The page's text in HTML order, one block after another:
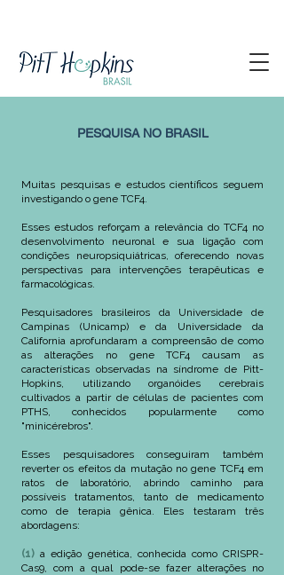
PESQUISA NO BRASIL​
Muitas pesquisas e estudos científicos seguem
investigando o gene TCF4.
Esses estudos reforçam a relevância do TCF4 no
desenvolvimento neuronal e sua ligação com
condições neuropsiquiátricas, oferecendo novas
perspectivas para intervenções terapêuticas e
farmacológicas.
Pesquisadores brasileiros da Universidade de
Campinas (Unicamp) e da Universidade da
California aprofundaram a compreensão de como
as alterações no gene TCF4 causam as
características observadas na síndrome de Pitt-
Hopkins, utilizando organóides cerebrais
cultivados a partir de células de pacientes com
PTHS, conhecidos popularmente como
"minicérebros".
Esses pesquisadores conseguiram também
reverter os efeitos da mutação no gene TCF4 em
ratos de laboratório, abrindo caminho para
possíveis tratamentos, tanto de medicamento
como de terapia gênica. Eles testaram três
abordagens:
(1)a edição genética, conhecida como CRISPR-
Cas9, com a qual pode-se fazer alterações no